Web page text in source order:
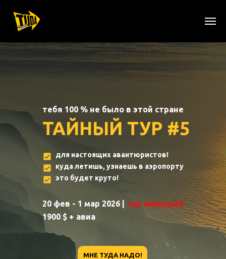
ТАЙНЫЙ ТУР #5
тебя 100 % не было в этой стране
20 фев - 1 мар 2026 | тур завершён
МНЕ ТУДА НАДО!
для настоящих авантюристов!
куда летишь, узнаешь в аэропорту
это будет круто!
1900 $ + авиа